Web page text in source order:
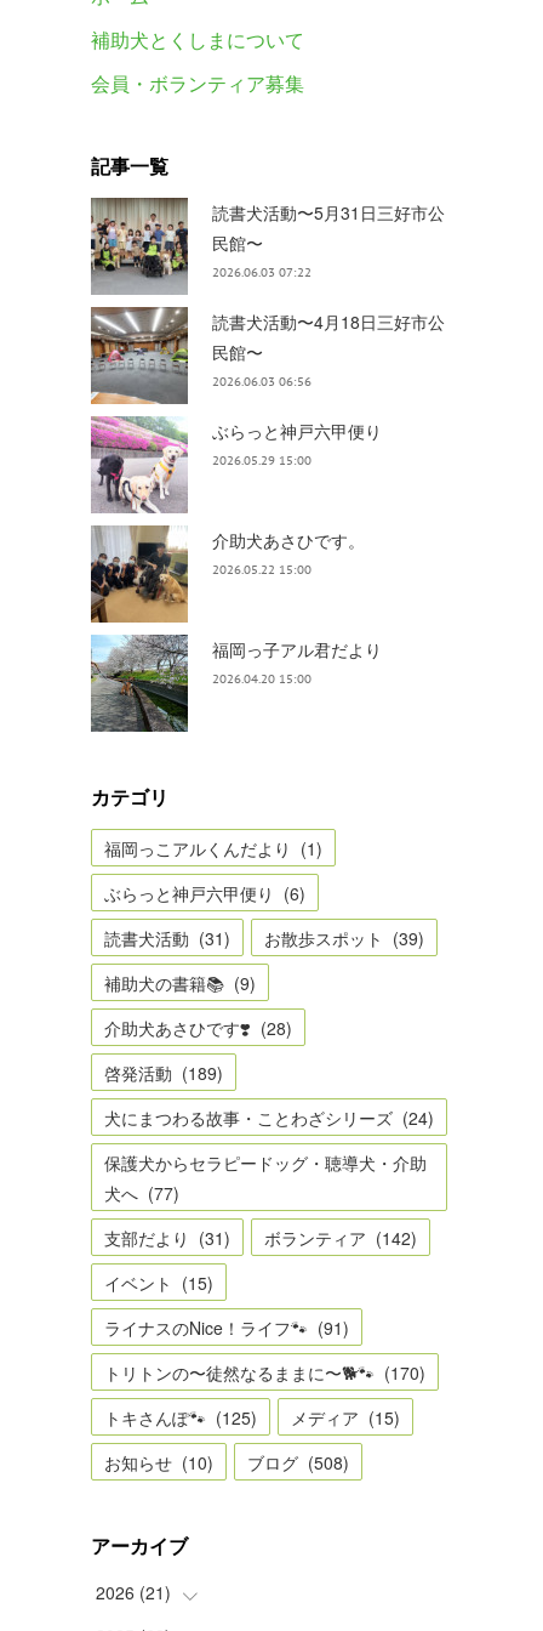
補助犬とくしまについて
会員・ボランティア募集
記事一覧
読書犬活動〜5月31日三好市公
民館〜
2026.06.03 07:22
読書犬活動〜4月18日三好市公
民館〜
2026.06.03 06:56
ぶらっと神戸六甲便り
2026.05.29 15:00
介助犬あさひです。
2026.05.22 15:00
福岡っ子アル君だより
2026.04.20 15:00
カテゴリ
福岡っこアルくんだより (1)
ぶらっと神戸六甲便り (6)
読書犬活動 (31) お散歩スポット (39)
補助犬の書籍📚 (9)
介助犬あさひです❣️ (28)
啓発活動 (189)
犬にまつわる故事・ことわざシリーズ (24)
保護犬からセラピードッグ・聴導犬・介助
犬へ (77)
支部だより (31) ボランティア (142)
イベント (15)
ライナスのNice！ライフ🐾 (91)
トリトンの〜徒然なるままに〜🐕🐾 (170)
トキさんぽ🐾 (125) メディア (15)
お知らせ (10) ブログ (508)
アーカイブ
2026 (21)